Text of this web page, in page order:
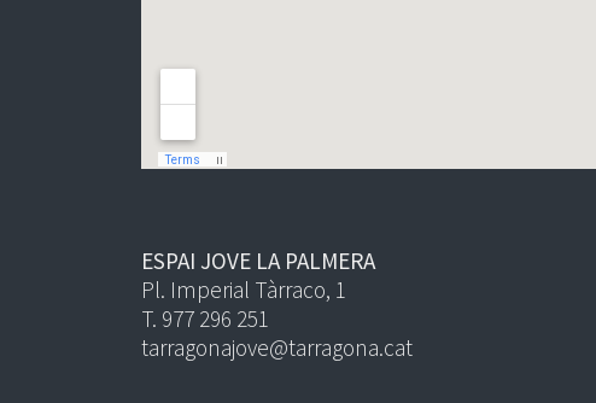
ESPAI JOVE LA PALMERA
Pl. Imperial Tàrraco, 1
T. 977 296 251
tarragonajove@tarragona.cat